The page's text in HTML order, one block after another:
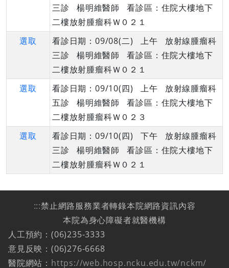
三診 楊明維醫師 看診區：住院大樓地下
二樓放射腫瘤科Ｗ０２１
選取
看診日期：09/08(二) 上午 放射線腫瘤科
三診 楊明維醫師 看診區：住院大樓地下
二樓放射腫瘤科Ｗ０２１
選取
看診日期：09/10(四) 上午 放射線腫瘤科
五診 楊明維醫師 看診區：住院大樓地下
二樓放射腫瘤科Ｗ０２３
選取
看診日期：09/10(四) 下午 放射線腫瘤科
三診 楊明維醫師 看診區：住院大樓地下
二樓放射腫瘤科Ｗ０２１
:::禁止網路服務業者轉錄本院網路資訊內容
本院為身心障礙者就醫機構
人工預約：(06)235-3333
意見反映：(06)276-6668
醫院網站： https://web.hosp.ncku.edu.tw/nckm/